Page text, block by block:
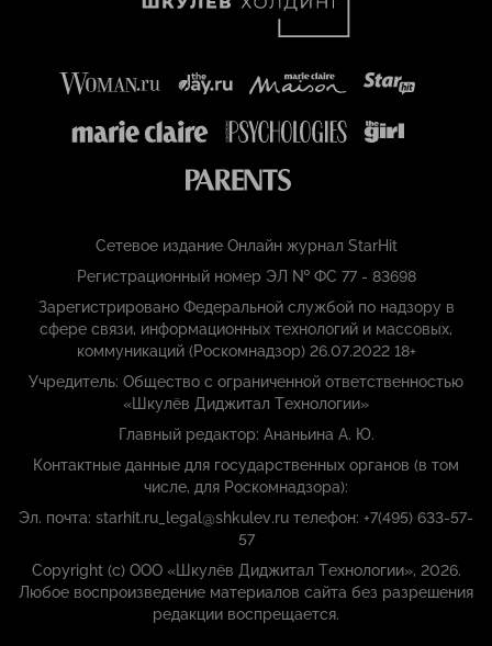
Сетевое издание Онлайн журнал StarHit
Регистрационный номер ЭЛ № ФС 77 - 83698
Зарегистрировано Федеральной службой по надзору в
сфере связи, информационных технологий и массовых,
коммуникаций (Роскомнадзор) 26.07.2022 18+
Учредитель: Общество с ограниченной ответственностью
«Шкулёв Диджитал Технологии»
Главный редактор: Ананьина А. Ю.
Контактные данные для государственных органов (в том
числе, для Роскомнадзора):
Эл. почта: starhit.ru_legal@shkulev.ru телефон: +7(495) 633-57-
57
Copyright (с) ООО «Шкулёв Диджитал Технологии», 2026.
Любое воспроизведение материалов сайта без разрешения
редакции воспрещается.